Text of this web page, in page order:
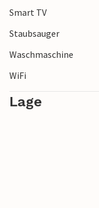
Smart TV
Staubsauger
Waschmaschine
WiFi
Lage